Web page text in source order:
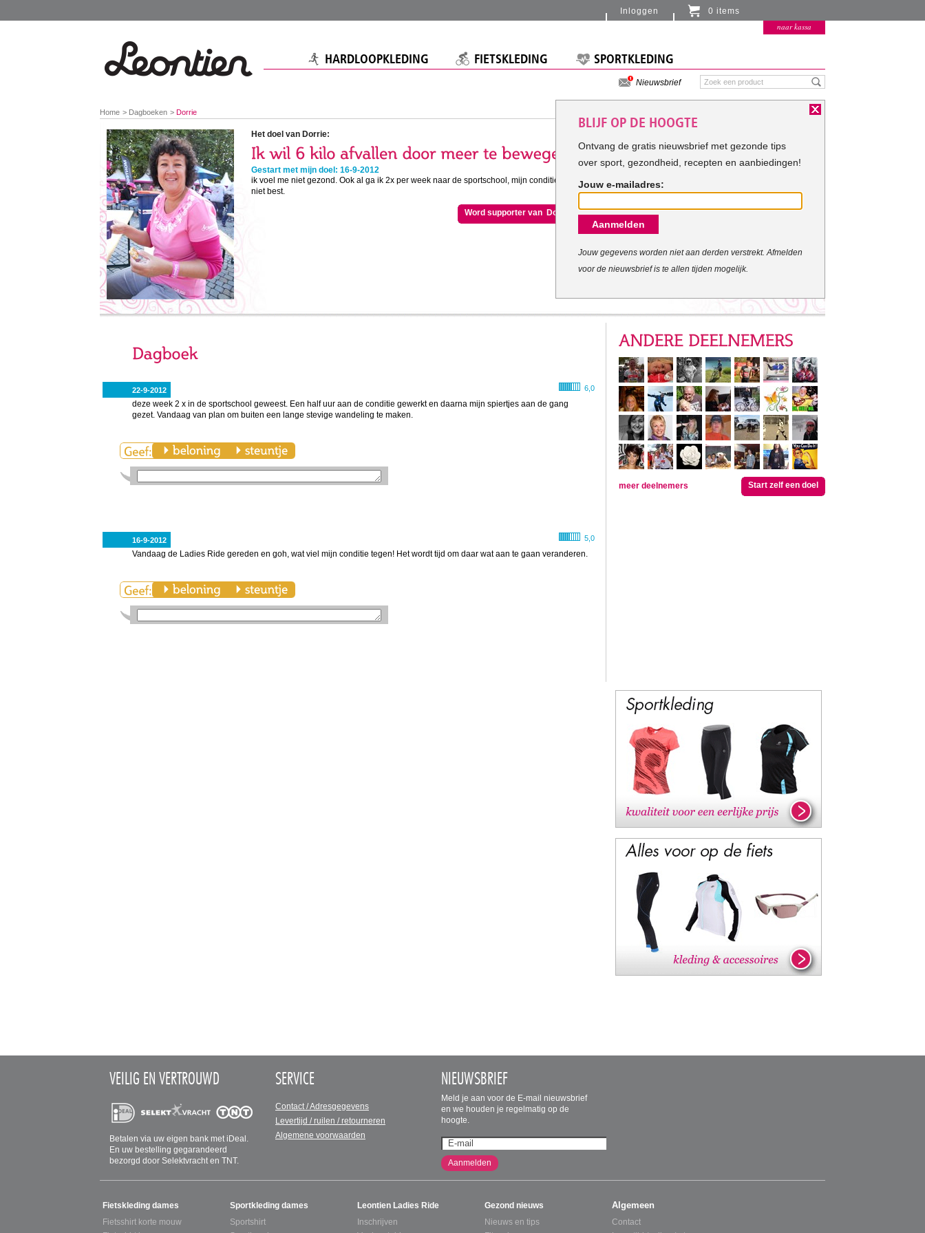
You
are
here:
Home Dagboeken Dorrie
Het doel van Dorrie:
Gestart met mijn doel: 16-9-2012
ik voel me niet gezond. Ook al ga ik 2x per week naar de sportschool, mijn conditie is
niet best.
Word supporter van Dorrie
22-9-2012 6,0
deze week 2 x in de sportschool geweest. Een half uur aan de conditie gewerkt en daarna mijn spiertjes aan de gang
gezet. Vandaag van plan om buiten een lange stevige wandeling te maken.
16-9-2012 5,0
Vandaag de Ladies Ride gereden en goh, wat viel mijn conditie tegen! Het wordt tijd om daar wat aan te gaan veranderen.
meer deelnemers Start zelf een doel
HARDLOOPKLEDING FIETSKLEDING SPORTKLEDING
Nieuwsbrief
Inloggen 0 items
Er zitten momenteel geen artikelen in de
naar kassa
VEILIG EN VERTROUWD
Betalen via uw eigen bank met iDeal.
En uw bestelling gegarandeerd
bezorgd door Selektvracht en TNT.
SERVICE
Contact / Adresgegevens
Levertijd / ruilen / retourneren
Algemene voorwaarden
NIEUWSBRIEF
Meld je aan voor de E-mail nieuwsbrief
en we houden je regelmatig op de
hoogte.
Aanmelden
SITEMAP
Fietskleding dames
Fietsshirt korte mouw
Sportkleding dames
Sportshirt
Leontien Ladies Ride
Inschrijven
Gezond nieuws
Nieuws en tips
Algemeen
Contact
BLIJF OP DE HOOGTE
Ontvang de gratis nieuwsbrief met gezonde tips
over sport, gezondheid, recepten en aanbiedingen!
Jouw e-mailadres:
Aanmelden
Jouw gegevens worden niet aan derden verstrekt. Afmelden
voor de nieuwsbrief is te allen tijden mogelijk.